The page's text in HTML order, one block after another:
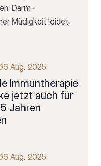
Darm-
Müdigkeit leidet,
Aug. 2025
Immuntherapie
jetzt auch für
Jahren
Aug. 2025